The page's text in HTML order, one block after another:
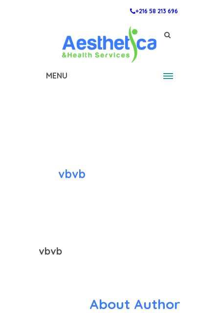
+216 58 213 696
MENU
vbvb
vbvb
About Author